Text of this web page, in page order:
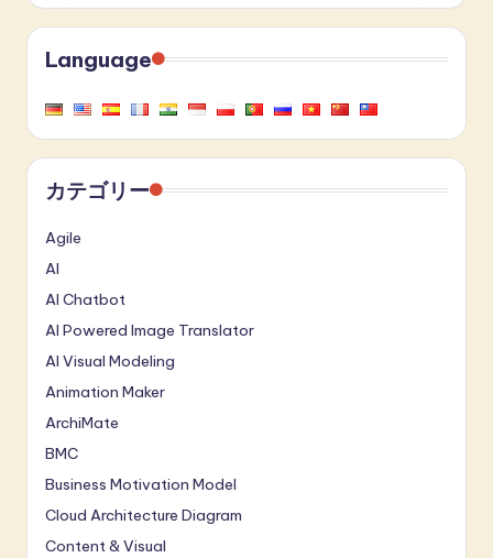
Language
カテゴリー
Agile
AI
AI Chatbot
AI Powered Image Translator
AI Visual Modeling
Animation Maker
ArchiMate
BMC
Business Motivation Model
Cloud Architecture Diagram
Content & Visual